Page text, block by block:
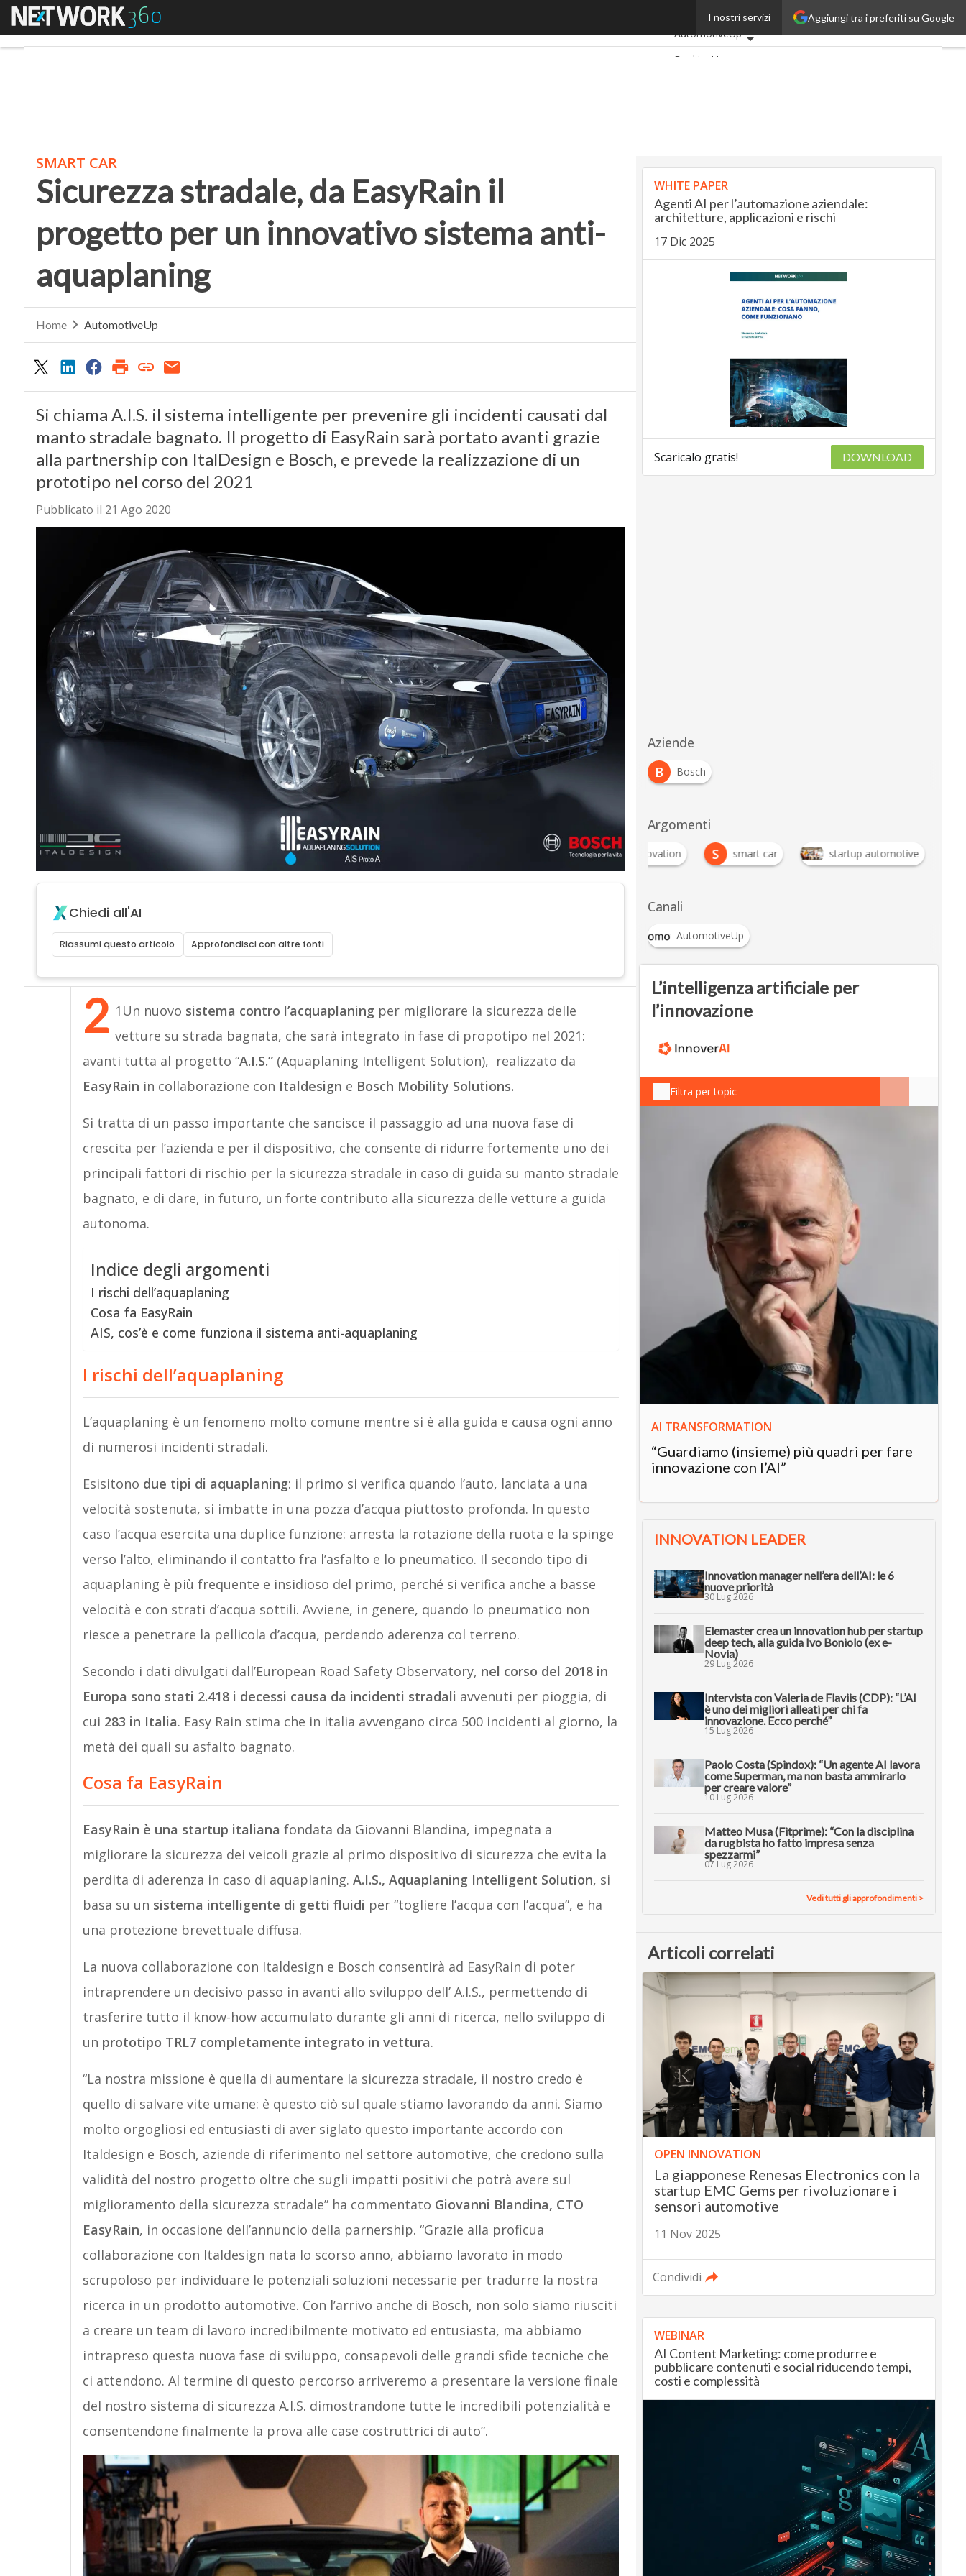
Aggiungi tra i preferiti su Google
I nostri servizi
Menu
Ultimi articoli
AutomotiveUp
BankingUp
ProptechStartup
SMART CAR
Sicurezza stradale, da EasyRain il
progetto per un innovativo sistema anti-
aquaplaning
Home AutomotiveUp
Si chiama A.I.S. il sistema intelligente per prevenire gli incidenti causati dal
manto stradale bagnato. Il progetto di EasyRain sarà portato avanti grazie
alla partnership con ItalDesign e Bosch, e prevede la realizzazione di un
prototipo nel corso del 2021
Pubblicato il 21 Ago 2020
Chiedi all'AI
Riassumi questo articolo Approfondisci con altre fonti
2 1Un nuovo sistema contro l’acquaplaning per migliorare la sicurezza delle
vetture su strada bagnata, che sarà integrato in fase di propotipo nel 2021:
avanti tutta al progetto “A.I.S.”(Aquaplaning Intelligent Solution), realizzato da
EasyRain in collaborazione con Italdesign e Bosch Mobility Solutions.
Si tratta di un passo importante che sancisce il passaggio ad una nuova fase di
crescita per l’azienda e per il dispositivo, che consente di ridurre fortemente uno dei
principali fattori di rischio per la sicurezza stradale in caso di guida su manto stradale
bagnato, e di dare, in futuro, un forte contributo alla sicurezza delle vetture a guida
autonoma.
Indice degli argomenti
I rischi dell’aquaplaning
Cosa fa EasyRain
AIS, cos’è e come funziona il sistema anti-aquaplaning
I rischi dell’aquaplaning
L’aquaplaning è un fenomeno molto comune mentre si è alla guida e causa ogni anno
di numerosi incidenti stradali.
Esisitono due tipi di aquaplaning: il primo si verifica quando l’auto, lanciata a una
velocità sostenuta, si imbatte in una pozza d’acqua piuttosto profonda. In questo
caso l’acqua esercita una duplice funzione: arresta la rotazione della ruota e la spinge
verso l’alto, eliminando il contatto fra l’asfalto e lo pneumatico. Il secondo tipo di
aquaplaning è più frequente e insidioso del primo, perché si verifica anche a basse
velocità e con strati d’acqua sottili. Avviene, in genere, quando lo pneumatico non
riesce a penetrare la pellicola d’acqua, perdendo aderenza col terreno.
Secondo i dati divulgati dall’European Road Safety Observatory, nel corso del 2018 in
Europa sono stati 2.418 i decessi causa da incidenti stradali avvenuti per pioggia, di
cui 283 in Italia. Easy Rain stima che in italia avvengano circa 500 incidenti al giorno, la
metà dei quali su asfalto bagnato.
Cosa fa EasyRain
EasyRain è una startup italiana fondata da Giovanni Blandina, impegnata a
migliorare la sicurezza dei veicoli grazie al primo dispositivo di sicurezza che evita la
perdita di aderenza in caso di aquaplaning. A.I.S., Aquaplaning Intelligent Solution, si
basa su un sistema intelligente di getti fluidi per “togliere l’acqua con l’acqua”, e ha
una protezione brevettuale diffusa.
La nuova collaborazione con Italdesign e Bosch consentirà ad EasyRain di poter
intraprendere un decisivo passo in avanti allo sviluppo dell’ A.I.S., permettendo di
trasferire tutto il know-how accumulato durante gli anni di ricerca, nello sviluppo di
un prototipo TRL7 completamente integrato in vettura.
“La nostra missione è quella di aumentare la sicurezza stradale, il nostro credo è
quello di salvare vite umane: è questo ciò sul quale stiamo lavorando da anni. Siamo
molto orgogliosi ed entusiasti di aver siglato questo importante accordo con
Italdesign e Bosch, aziende di riferimento nel settore automotive, che credono sulla
validità del nostro progetto oltre che sugli impatti positivi che potrà avere sul
miglioramento della sicurezza stradale” ha commentato Giovanni Blandina, CTO
EasyRain, in occasione dell’annuncio della parnership. “Grazie alla proficua
collaborazione con Italdesign nata lo scorso anno, abbiamo lavorato in modo
scrupoloso per individuare le potenziali soluzioni necessarie per tradurre la nostra
ricerca in un prodotto automotive. Con l’arrivo anche di Bosch, non solo siamo riusciti
a creare un team di lavoro incredibilmente motivato ed entusiasta, ma abbiamo
intrapreso questa nuova fase di sviluppo, consapevoli delle grandi sfide tecniche che
ci attendono. Al termine di questo percorso arriveremo a presentare la versione finale
del nostro sistema di sicurezza A.I.S. dimostrandone tutte le incredibili potenzialità e
consentendone finalmente la prova alle case costruttrici di auto”.
WHITE PAPER
Agenti AI per l’automazione aziendale:
architetture, applicazioni e rischi
17 Dic 2025
Scaricalo gratis! DOWNLOAD
Aziende
B
Bosch
Argomenti
Open Innovation S smart car startup automotive
Canali
AutomotiveUp
L’intelligenza artificiale per
l’innovazione
Filtra per topic
AI TRANSFORMATION
“Guardiamo (insieme) più quadri per fare
innovazione con l’AI”
INNOVATION LEADER
Innovation manager nell’era dell’AI: le 6
nuove priorità
30 Lug 2026
Elemaster crea un innovation hub per startup
deep tech, alla guida Ivo Boniolo (ex e-
Novia)
29 Lug 2026
Intervista con Valeria de Flaviis (CDP): “L’AI
è uno dei migliori alleati per chi fa
innovazione. Ecco perché”
15 Lug 2026
Paolo Costa (Spindox): “Un agente AI lavora
come Superman, ma non basta ammirarlo
per creare valore”
10 Lug 2026
Matteo Musa (Fitprime): “Con la disciplina
da rugbista ho fatto impresa senza
spezzarmi”
07 Lug 2026
Vedi tutti gli approfondimenti >
Articoli correlati
OPEN INNOVATION
La giapponese Renesas Electronics con la
startup EMC Gems per rivoluzionare i
sensori automotive
11 Nov 2025
Condividi
WEBINAR
AI Content Marketing: come produrre e
pubblicare contenuti e social riducendo tempi,
costi e complessità